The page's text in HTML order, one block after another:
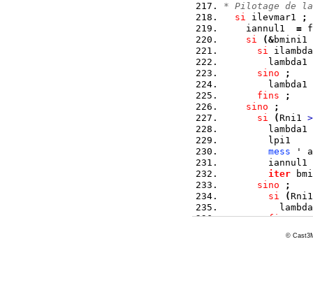
* Pilotage de
si ilevmar1
;
    iannul1
=
si
(&bmini1
si
sino
;
fins
;
sino
;
si
(Rni1 >
mess '
iter
sino
;
si
(
fins ;
©